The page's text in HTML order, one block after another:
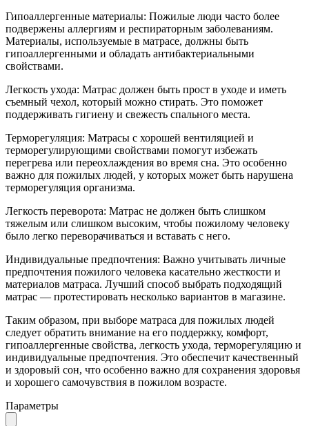
Гипоаллергенные материалы: Пожилые люди часто более
подвержены аллергиям и респираторным заболеваниям.
Материалы, используемые в матрасе, должны быть
гипоаллергенными и обладать антибактериальными
свойствами.
Легкость ухода: Матрас должен быть прост в уходе и иметь
съемный чехол, который можно стирать. Это поможет
поддерживать гигиену и свежесть спального места.
Терморегуляция: Матрасы с хорошей вентиляцией и
терморегулирующими свойствами помогут избежать
перегрева или переохлаждения во время сна. Это особенно
важно для пожилых людей, у которых может быть нарушена
терморегуляция организма.
Легкость переворота: Матрас не должен быть слишком
тяжелым или слишком высоким, чтобы пожилому человеку
было легко переворачиваться и вставать с него.
Индивидуальные предпочтения: Важно учитывать личные
предпочтения пожилого человека касательно жесткости и
материалов матраса. Лучший способ выбрать подходящий
матрас — протестировать несколько вариантов в магазине.
Таким образом, при выборе матраса для пожилых людей
следует обратить внимание на его поддержку, комфорт,
гипоаллергенные свойства, легкость ухода, терморегуляцию и
индивидуальные предпочтения. Это обеспечит качественный
и здоровый сон, что особенно важно для сохранения здоровья
и хорошего самочувствия в пожилом возрасте.
Параметры